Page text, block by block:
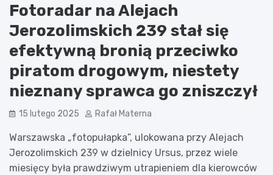
Fotoradar na Alejach
Jerozolimskich 239 stał się
efektywną bronią przeciwko
piratom drogowym, niestety
nieznany sprawca go zniszczył
15 lutego 2025 Rafał Materna
Warszawska „fotopułapka”, ulokowana przy Alejach
Jerozolimskich 239 w dzielnicy Ursus, przez wiele
miesięcy była prawdziwym utrapieniem dla kierowców